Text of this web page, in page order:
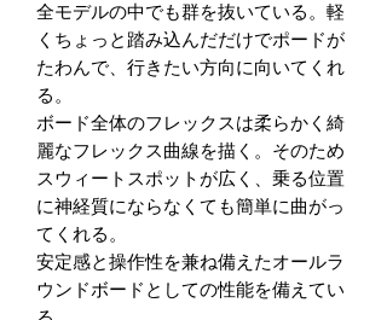
全モデルの中でも群を抜いている。軽
くちょっと踏み込んだだけでポードが
たわんで、行きたい方向に向いてくれ
る。
ボード全体のフレックスは柔らかく綺
麗なフレックス曲線を描く。そのため
スウィートスポットが広く、乗る位置
に神経質にならなくても簡単に曲がっ
てくれる。
安定感と操作性を兼ね備えたオールラ
ウンドボードとしての性能を備えてい